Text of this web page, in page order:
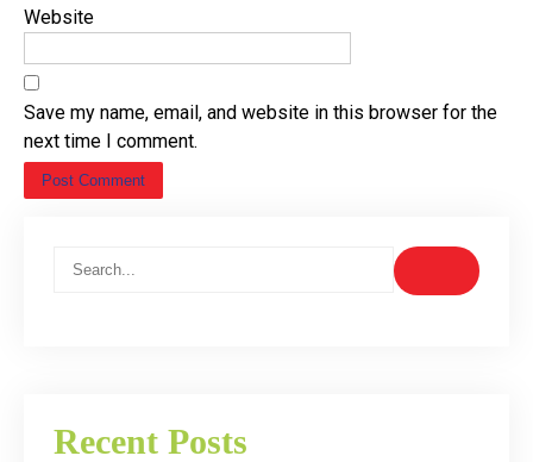
Website
Save my name, email, and website in this browser for the
next time I comment.
Recent Posts